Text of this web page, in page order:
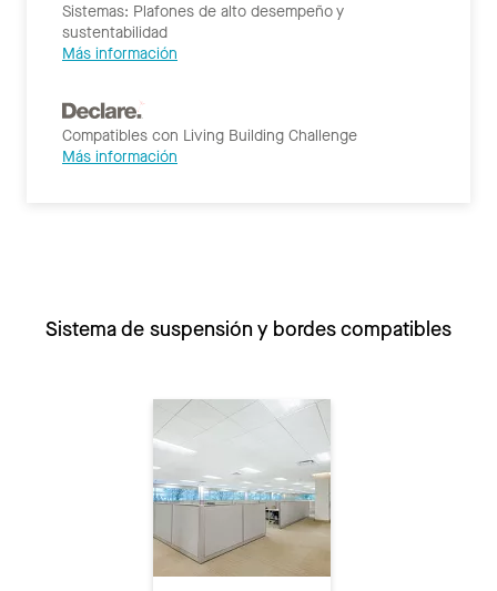
Sistemas: Plafones de alto desempeño y
sustentabilidad
Más información
Compatibles con Living Building Challenge
Más información
Sistema de suspensión y bordes compatibles